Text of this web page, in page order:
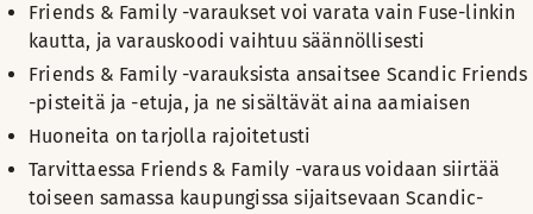
Friends & Family -varaukset voi varata vain Fuse-linkin
kautta, ja varauskoodi vaihtuu säännöllisesti
Friends & Family -varauksista ansaitsee Scandic Friends
-pisteitä ja -etuja, ja ne sisältävät aina aamiaisen
Huoneita on tarjolla rajoitetusti
Tarvittaessa Friends & Family -varaus voidaan siirtää
toiseen samassa kaupungissa sijaitsevaan Scandic-